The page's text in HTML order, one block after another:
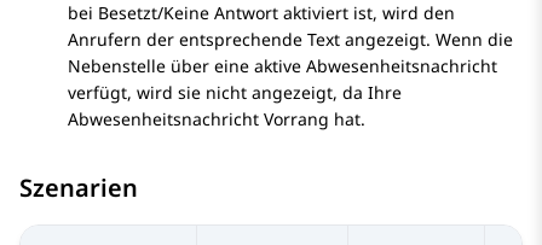
bei Besetzt/Keine Antwort aktiviert ist, wird den
Anrufern der entsprechende Text angezeigt. Wenn die
Nebenstelle über eine aktive Abwesenheitsnachricht
verfügt, wird sie nicht angezeigt, da Ihre
Abwesenheitsnachricht Vorrang hat.
Szenarien